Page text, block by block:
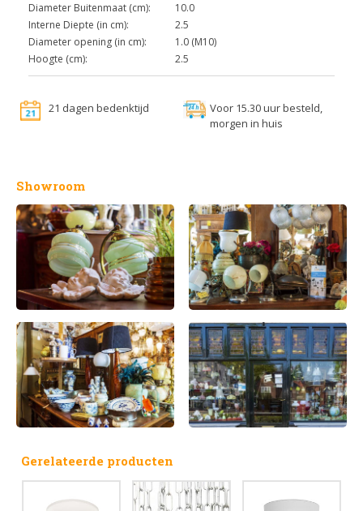
Diameter Buitenmaat (cm):
10.0
Interne Diepte (in cm):
2.5
Diameter opening (in cm):
1.0 (M10)
Hoogte (cm):
2.5
21 dagen bedenktijd
Voor 15.30 uur besteld,
morgen in huis
Showroom
Gerelateerde producten